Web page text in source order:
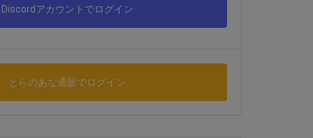
Discordアカウントでログイン
とらのあな通販でログイン